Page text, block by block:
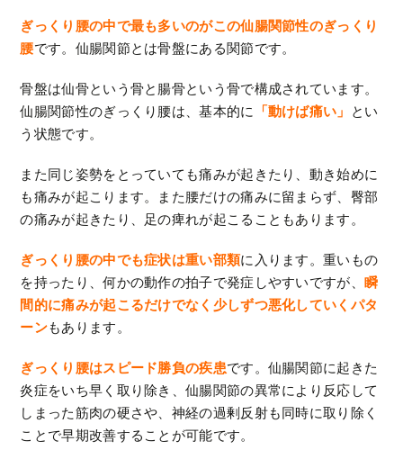
ぎっくり腰の中で最も多いのがこの仙腸関節性のぎっくり
腰です。仙腸関節とは骨盤にある関節です。
骨盤は仙骨という骨と腸骨という骨で構成されています。
仙腸関節性のぎっくり腰は、基本的に
「動けば痛い」
とい
う状態です。
また同じ姿勢をとっていても痛みが起きたり、動き始めに
も痛みが起こります。また腰だけの痛みに留まらず、臀部
の痛みが起きたり、足の痺れが起こることもあります。
ぎっくり腰の中でも症状は重い部類に入ります。重いもの
を持ったり、何かの動作の拍子で発症しやすいですが、 瞬
間的に痛みが起こるだけでなく少しずつ悪化していくパタ
ーンもあります。
ぎっくり腰はスピード勝負の疾患です。仙腸関節に起きた
炎症をいち早く取り除き、仙腸関節の異常により反応して
しまった筋肉の硬さや、神経の過剰反射も同時に取り除く
ことで早期改善することが可能です。